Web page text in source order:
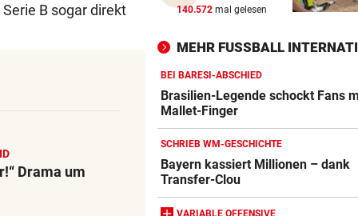
B sogar direkt
Drama um
140.572 mal gelesen
MEHR FUSSBALL
BEI BARESI-ABSCHIED
Brasilien-Legende schockt Fans
Mallet-Finger
SCHRIEB WM-GESCHICHTE
Bayern kassiert Millionen – dank
Transfer-Clou
VARIABLE OFFENSIVE